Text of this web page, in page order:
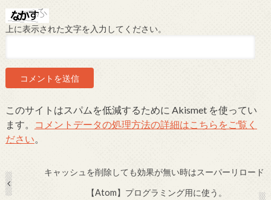
上に表示された文字を入力してください。
このサイトはスパムを低減するために Akismet を使ってい
ます。
コメントデータの処理方法の詳細はこちらをご覧く
ださい。
キャッシュを削除しても効果が無い時はスーパーリロード
【Atom】プログラミング用に使う。